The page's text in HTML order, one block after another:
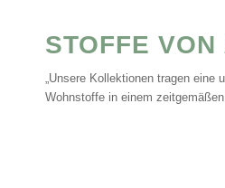
STOFFE VON
„Unsere Kollektionen tragen eine
Wohnstoffe in einem